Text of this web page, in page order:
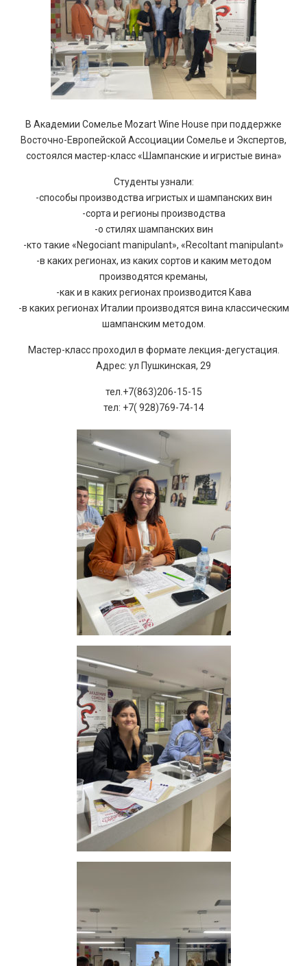
В Академии Сомелье Mozart Wine House при поддержке
Восточно-Европейской Ассоциации Сомелье и Экспертов,
состоялся мастер-класс «Шампанские и игристые вина»
Студенты узнали:
-способы производства игристых и шампанских вин
-сорта и регионы производства
-о стилях шампанских вин
-кто такие «Negociant manipulant», «Recoltant manipulant»
-в каких регионах, из каких сортов и каким методом
производятся креманы,
-как и в каких регионах производится Кава
-в каких регионах Италии производятся вина классическим
шампанским методом.
Мастер-класс проходил в формате лекция-дегустация.
Адрес: ул Пушкинская, 29
тел.+7(863)206-15-15
тел: +7( 928)769-74-14